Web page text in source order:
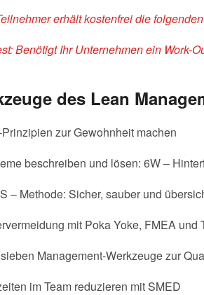
erhält kostenfrei die
Benötigt Ihr Unternehmen ein Work-
des Lean
zur Gewohnheit machen
beschreiben und lösen: 6W –
– Methode: Sicher, sauber und
mit Poka Yoke, FMEA und
Management-Werkzeuge zur
im Team reduzieren mit SMED